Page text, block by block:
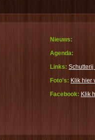
Nieuws:
Agenda:
Links: Schutterij
Foto's: Klik hier
Facebook: Klik